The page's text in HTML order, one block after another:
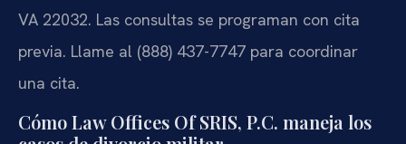
VA 22032. Las consultas se programan con cita
previa. Llame al (888) 437-7747 para coordinar
una cita.
Cómo Law Offices Of SRIS, P.C. maneja los